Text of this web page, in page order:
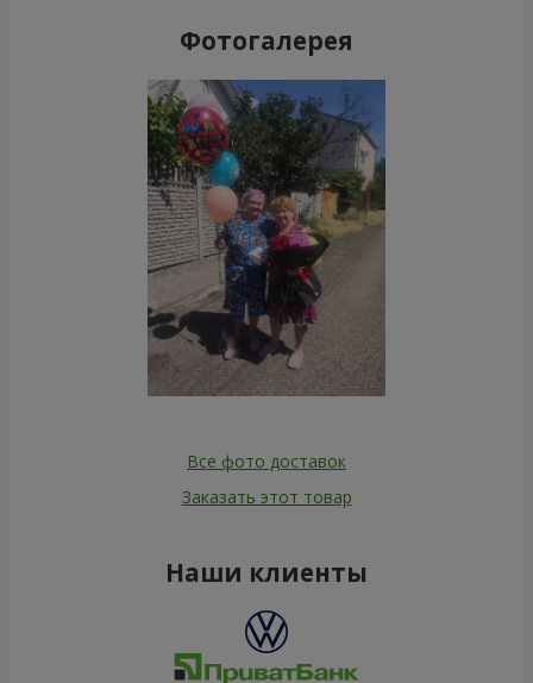
Фотогалерея
Все фото доставок
Заказать этот товар
Наши клиенты